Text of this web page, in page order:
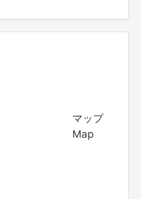
マップ
Map